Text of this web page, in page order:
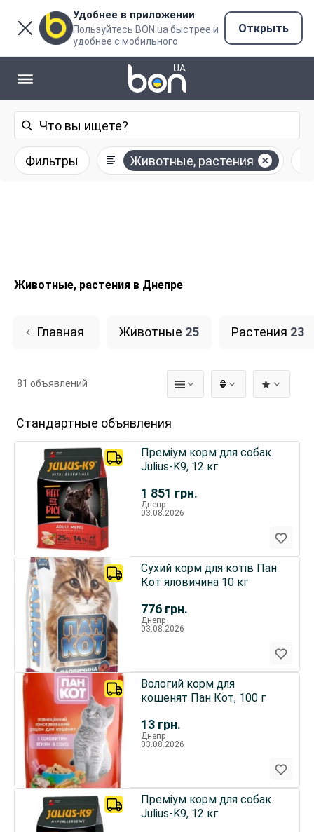
Удобнее в приложении
Пользуйтесь BON.ua быстрее и
удобнее с мобильного
Открыть
Фильтры Животные, растения
Животные, растения в Днепре
Главная Животные 25 Растения 23
₴
81 объявлений
Стандартные объявления
1 851 грн.
Преміум корм для собак
Julius-K9, 12 кг
Днепр
03.08.2026
776 грн.
Сухий корм для котів Пан
Кот яловичина 10 кг
Днепр
03.08.2026
13 грн.
Вологий корм для
кошенят Пан Кот, 100 г
Днепр
03.08.2026
Преміум корм для собак
Julius-K9, 12 кг